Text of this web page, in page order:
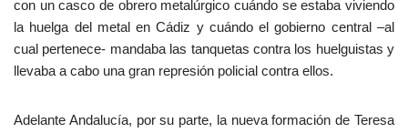
con un casco de obrero metalúrgico cuándo se estaba viviendo
la huelga del metal en Cádiz y cuándo el gobierno central –al
cual pertenece- mandaba las tanquetas contra los huelguistas y
llevaba a cabo una gran represión policial contra ellos.
Adelante Andalucía, por su parte, la nueva formación de Teresa